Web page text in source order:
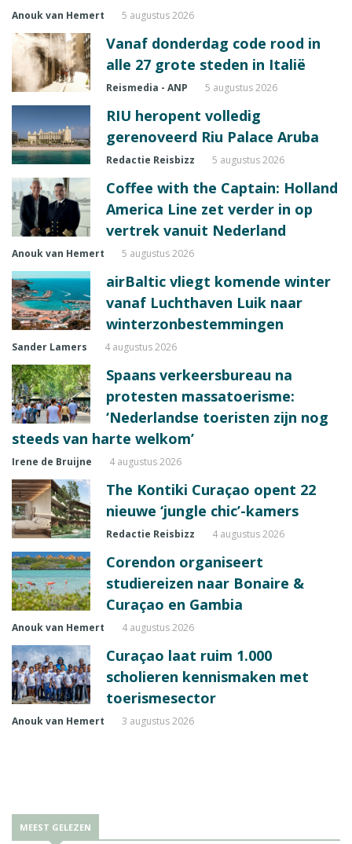
Anouk van Hemert 5 augustus 2026
Vanaf donderdag code rood in
alle 27 grote steden in Italië
Reismedia - ANP 5 augustus 2026
RIU heropent volledig
gerenoveerd Riu Palace Aruba
Redactie Reisbizz 5 augustus 2026
Coffee with the Captain: Holland
America Line zet verder in op
vertrek vanuit Nederland
Anouk van Hemert 5 augustus 2026
airBaltic vliegt komende winter
vanaf Luchthaven Luik naar
winterzonbestemmingen
Sander Lamers 4 augustus 2026
Spaans verkeersbureau na
protesten massatoerisme:
‘Nederlandse toeristen zijn nog
steeds van harte welkom’
Irene de Bruijne 4 augustus 2026
The Kontiki Curaçao opent 22
nieuwe ‘jungle chic’-kamers
Redactie Reisbizz 4 augustus 2026
Corendon organiseert
studiereizen naar Bonaire &
Curaçao en Gambia
Anouk van Hemert 4 augustus 2026
Curaçao laat ruim 1.000
scholieren kennismaken met
toerismesector
Anouk van Hemert 3 augustus 2026
MEEST GELEZEN